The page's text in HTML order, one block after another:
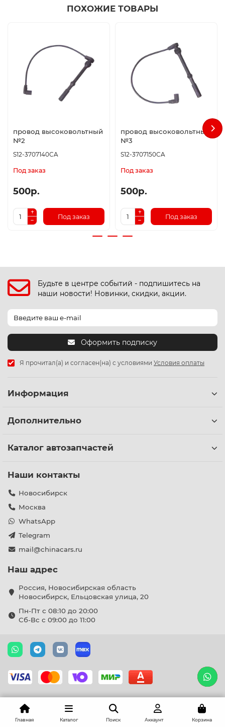
ПОХОЖИЕ ТОВАРЫ
провод высоковольтный
№2
S12-3707140CA
Под заказ
500р.
Под заказ
провод высоковольтный
№3
S12-3707150CA
Под заказ
500р.
Под заказ
Будьте в центре событий - подпишитесь на
наши новости! Новинки, скидки, акции.
Оформить подписку
Я прочитал(а) и согласен(на) с условиями Условия оплаты
Информация
Дополнительно
Каталог автозапчастей
Наши контакты
Новосибирск
Москва
WhatsApp
Telegram
mail@chinacars.ru
Наш адрес
Россия, Новосибирская область
Новосибирск, Ельцовская улица, 20
Пн-Пт с 08:10 до 20:00
Сб-Вс с 09:00 до 11:00
Главная Каталог Поиск Аккаунт Корзина